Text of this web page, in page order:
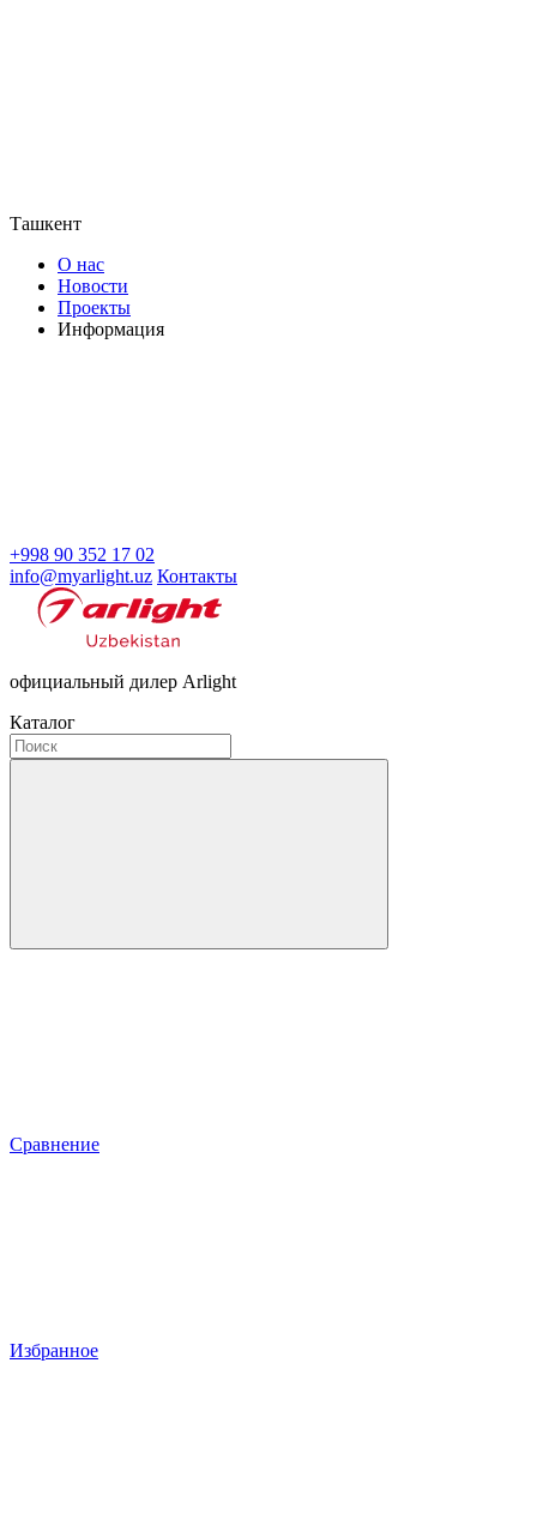
Ташкент
О нас
Новости
Проекты
Информация
+998 90 352 17 02
info@myarlight.uz Контакты
официальный дилер Arlight
Каталог
Сравнение
Избранное